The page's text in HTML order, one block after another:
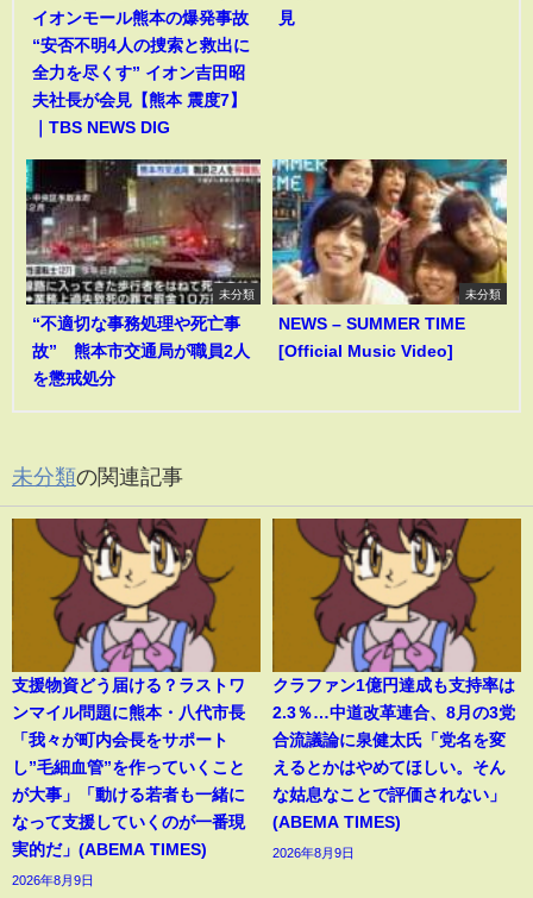
イオンモール熊本の爆発事故
“安否不明4人の捜索と救出に
全力を尽くす” イオン吉田昭
夫社長が会見【熊本 震度7】
｜TBS NEWS DIG
見
未分類
“不適切な事務処理や死亡事
故” 熊本市交通局が職員2人
を懲戒処分
未分類
NEWS – SUMMER TIME
[Official Music Video]
未分類の関連記事
支援物資どう届ける？ラストワ
ンマイル問題に熊本・八代市長
「我々が町内会長をサポート
し”毛細血管”を作っていくこと
が大事」「動ける若者も一緒に
なって支援していくのが一番現
実的だ」(ABEMA TIMES)
2026年8月9日
クラファン1億円達成も支持率は
2.3％…中道改革連合、8月の3党
合流議論に泉健太氏「党名を変
えるとかはやめてほしい。そん
な姑息なことで評価されない」
(ABEMA TIMES)
2026年8月9日